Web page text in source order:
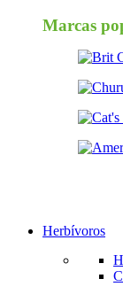
Marcas
Herbívoros